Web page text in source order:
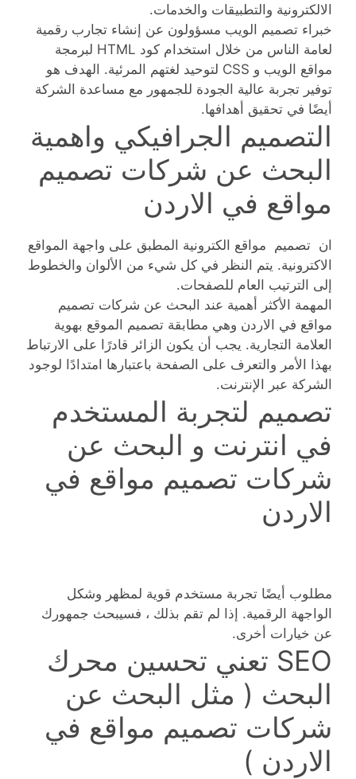
الالكترونية والتطبيقات والخدمات.
خبراء تصميم الويب مسؤولون عن إنشاء تجارب رقمية
لعامة الناس من خلال استخدام كود HTML لبرمجة
مواقع الويب و CSS لتوحيد لغتهم المرئية. الهدف هو
توفير تجربة عالية الجودة للجمهور مع مساعدة الشركة
أيضًا في تحقيق أهدافها.
التصميم الجرافيكي واهمية
البحث عن شركات تصميم
مواقع في الاردن
ان تصميم مواقع الكترونية المطبق على واجهة المواقع
الاكترونية. يتم النظر في كل شيء من الألوان والخطوط
إلى الترتيب العام للصفحات.
المهمة الأكثر أهمية عند البحث عن شركات تصميم
مواقع في الاردن وهي مطابقة تصميم الموقع بهوية
العلامة التجارية. يجب أن يكون الزائر قادرًا على الارتباط
بهذا الأمر والتعرف على الصفحة باعتبارها امتدادًا لوجود
الشركة عبر الإنترنت.
تصميم لتجربة المستخدم
في انترنت و البحث عن
شركات تصميم مواقع في
الاردن
مطلوب أيضًا تجربة مستخدم قوية لمظهر وشكل
الواجهة الرقمية. إذا لم تقم بذلك ، فسيبحث جمهورك
عن خيارات أخرى.
SEO تعني تحسين محرك
البحث ( مثل البحث عن
شركات تصميم مواقع في
الاردن )